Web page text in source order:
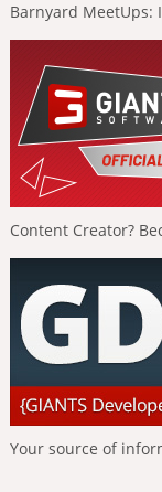
Barnyard MeetUps:
Content Creator?
Your source of